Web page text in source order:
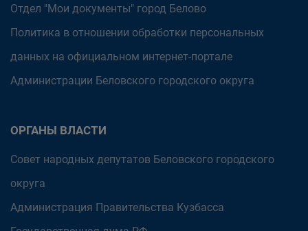
Отдел "Мои документы" город Белово
Политика в отношении обработки персональных
данных на официальном интернет-портале
Администрации Беловского городского округа
ОРГАНЫ ВЛАСТИ
Совет народных депутатов Беловского городского
округа
Администрация Правительства Кузбасса